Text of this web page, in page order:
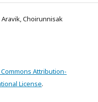
Aravik, Choirunnisak
Attribution-
License.